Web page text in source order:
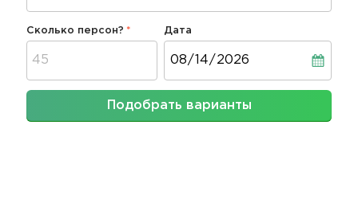
Сколько персон? Дата
Подобрать варианты